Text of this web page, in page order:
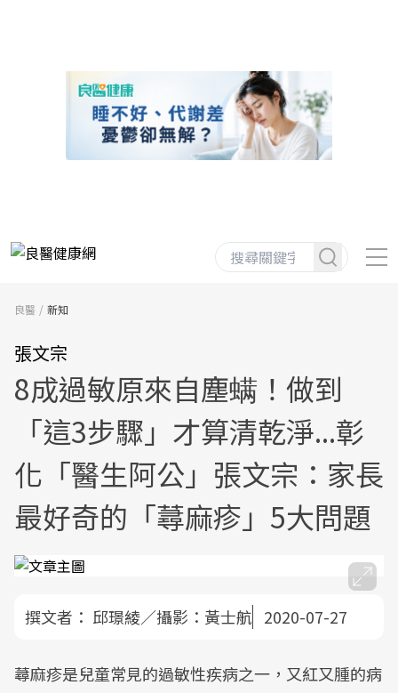
良醫 新知
張文宗
8成過敏原來自塵螨！做到
「這3步驟」才算清乾淨...彰
化「醫生阿公」張文宗：家長
最好奇的「蕁麻疹」5大問題
撰文者： 邱璟綾／攝影：黃士航 2020-07-27
蕁麻疹是兒童常見的過敏性疾病之一，又紅又腫的病